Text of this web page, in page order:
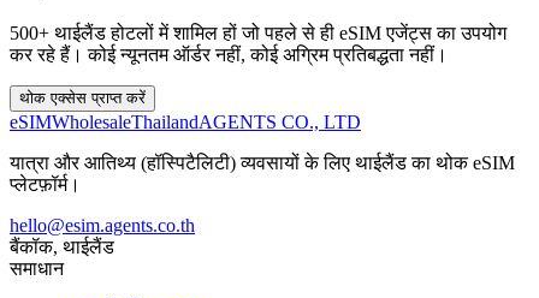
500+ थाईलैंड होटलों में शामिल हों जो पहले से ही eSIM एजेंट्स का उपयोग
कर रहे हैं। कोई न्यूनतम ऑर्डर नहीं, कोई अग्रिम प्रतिबद्धता नहीं।
थोक एक्सेस प्राप्त करें
eSIMWholesaleThailandAGENTS CO., LTD
यात्रा और आतिथ्य (हॉस्पिटैलिटी) व्यवसायों के लिए थाईलैंड का थोक eSIM
प्लेटफ़ॉर्म।
hello@esim.agents.co.th
बैंकॉक, थाईलैंड
समाधान